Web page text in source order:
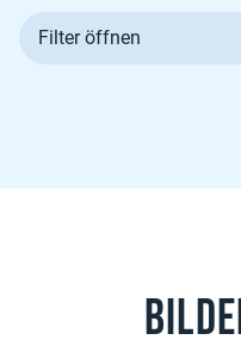
Filter öffnen